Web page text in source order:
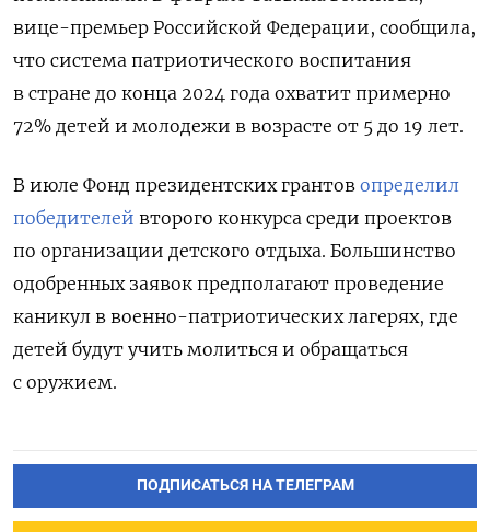
вице-премьер Российской Федерации, сообщила,
что система патриотического воспитания
в стране до конца 2024 года охватит примерно
72% детей и молодежи в возрасте от 5 до 19 лет.
В июле Фонд президентских грантов определил
победителей второго конкурса среди проектов
по организации детского отдыха. Большинство
одобренных заявок предполагают проведение
каникул в военно-патриотических лагерях, где
детей будут учить молиться и обращаться
с оружием.
ПОДПИСАТЬСЯ НА ТЕЛЕГРАМ